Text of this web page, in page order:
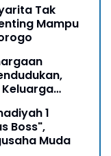
Tak
Mampu
1
Boss",
Muda